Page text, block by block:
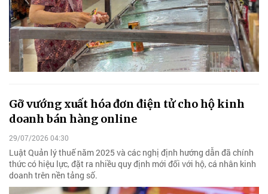
Gỡ vướng xuất hóa đơn điện tử cho hộ kinh
doanh bán hàng online
29/07/2026 04:30
Luật Quản lý thuế năm 2025 và các nghị định hướng dẫn đã chính
thức có hiệu lực, đặt ra nhiều quy định mới đối với hộ, cá nhân kinh
doanh trên nền tảng số.